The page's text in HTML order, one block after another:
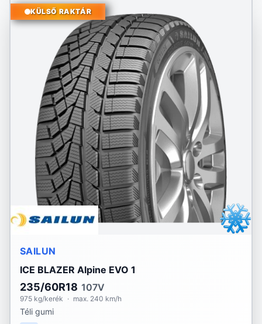
KÜLSŐ RAKTÁR
SAILUN
ICE BLAZER Alpine EVO 1
235/60R18 107V
975 kg/kerék · max. 240 km/h
Téli gumi